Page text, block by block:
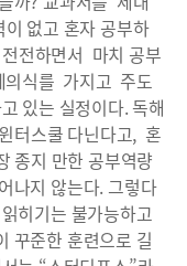
없고 혼자 공부하
전하면서 마치 공부
의식를 가지고 주도
있는 실정이다. 독해
터스쿨 다닌다고, 혼
종지 만한 공부역량
나지 않는다. 그렇다
히기는 불가능하고
꾸준한 훈련으로 길